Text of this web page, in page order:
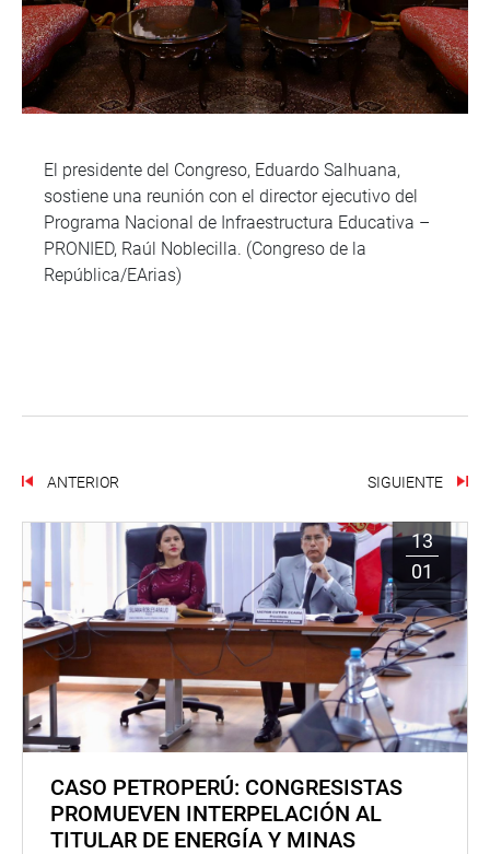
El presidente del Congreso, Eduardo Salhuana,
sostiene una reunión con el director ejecutivo del
Programa Nacional de Infraestructura Educativa –
PRONIED, Raúl Noblecilla. (Congreso de la
República/EArias)
ANTERIOR SIGUIENTE
13
01
CASO PETROPERÚ: CONGRESISTAS
PROMUEVEN INTERPELACIÓN AL
TITULAR DE ENERGÍA Y MINAS